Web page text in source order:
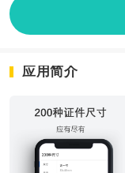
应用简介